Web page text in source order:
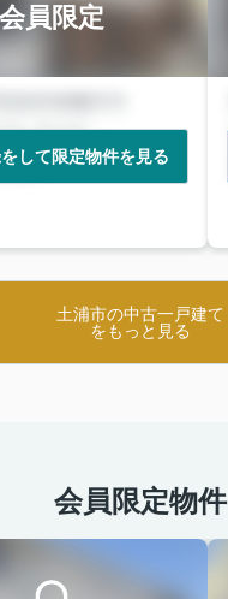
会員限定
して限定物件を見る
土浦市の中古一戸建て
をもっと見る
会員限定物件